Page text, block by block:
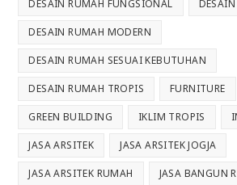
DESAIN RUMAH FUNGSIONAL
DESAIN RUMAH MODERN
DESAIN RUMAH SESUAI KEBUTUHAN
DESAIN RUMAH TROPIS FURNITURE
GREEN BUILDING IKLIM TROPIS
JASA ARSITEK JASA ARSITEK JOGJA
JASA ARSITEK RUMAH JASA BANGUN